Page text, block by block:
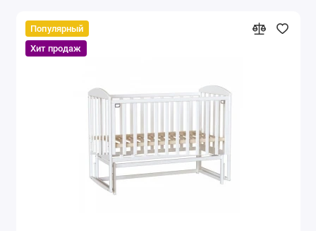
Популярный
Хит продаж